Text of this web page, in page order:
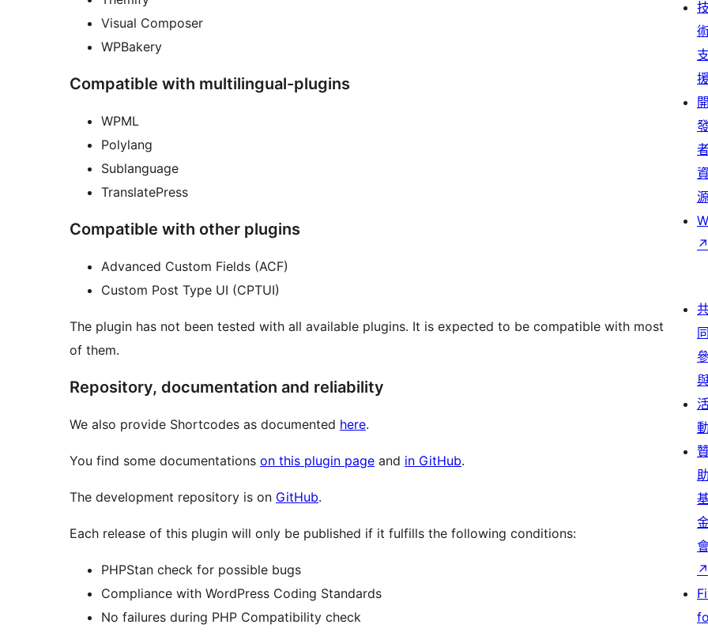
Visual Composer
WPBakery
Compatible with multilingual-plugins
WPML
Polylang
Sublanguage
TranslatePress
Compatible with other plugins
Advanced Custom Fields (ACF)
Custom Post Type UI (CPTUI)
The plugin has not been tested with all available plugins. It is expected to be compatible with most
of them.
Repository, documentation and reliability
We also provide Shortcodes as documented here.
You find some documentations on this plugin page and in GitHub.
The development repository is on GitHub.
Each release of this plugin will only be published if it fulfills the following conditions:
PHPStan check for possible bugs
Compliance with WordPress Coding Standards
No failures during PHP Compatibility check
技
支
開
資
↗
同
動
助
↗